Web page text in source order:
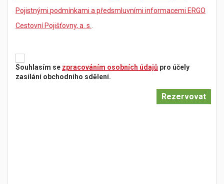
Pojistnými podmínkami a předsmluvními informacemi ERGO
Cestovní Pojišťovny, a. s.
Souhlasím se zpracováním osobních údajů pro účely
zasílání obchodního sdělení.